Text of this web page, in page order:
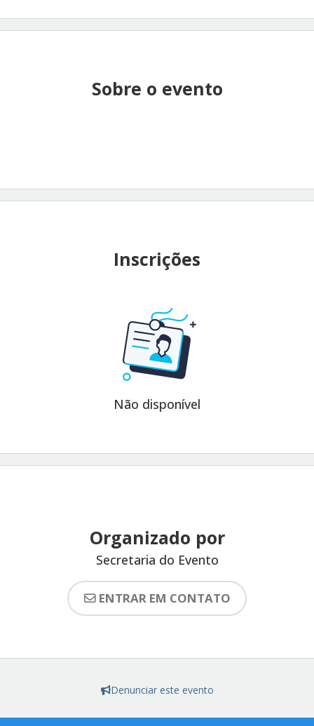
Sobre o evento
Inscrições
Não disponível
Organizado por
Secretaria do Evento
ENTRAR EM CONTATO
Denunciar este evento